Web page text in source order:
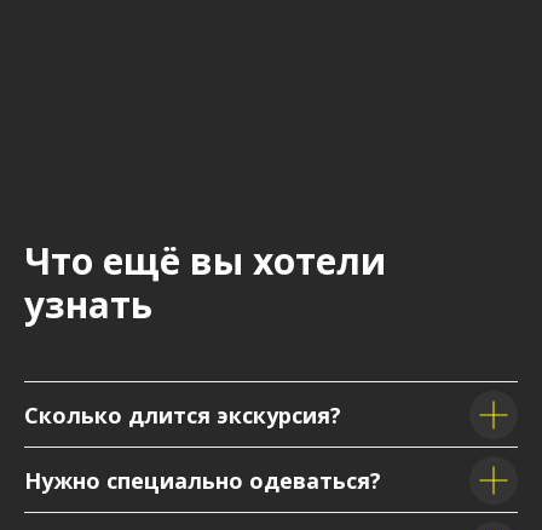
Что ещё вы хотели
узнать
Сколько длится экскурсия?
Нужно специально одеваться?